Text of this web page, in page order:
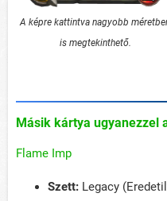
A képre kattintva nagyobb
is megtekinthető.
Másik kártya ugyanezzel
Flame Imp
Szett: Legacy